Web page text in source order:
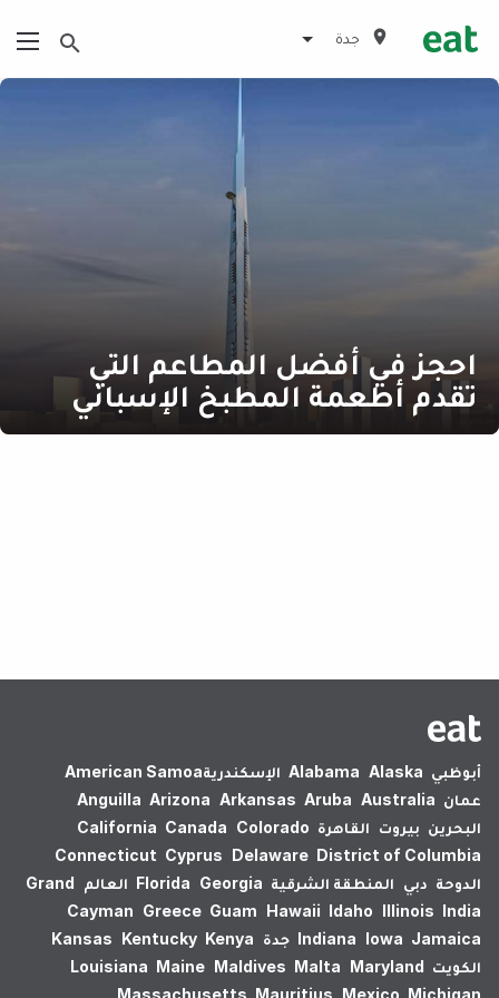
جدة
احجز في أفضل المطاعم التي
تقدم أطعمة المطبخ الإسباني
أبوظبي Alabama Alaska الإسكندرية‎American Samoa
عمان
Anguilla Arizona Arkansas Aruba Australia
البحرين بيروت القاهرة California Canada Colorado
Connecticut Cyprus Delaware District of Columbia
الدوحة دبي المنطقة الشرقية Florida Georgia العالم
Grand
Cayman Greece Guam Hawaii Idaho Illinois India
Indiana Iowa Jamaica جدة Kansas Kentucky Kenya
الكويت
Louisiana Maine Maldives Malta Maryland